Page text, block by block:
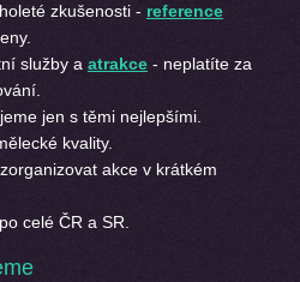
zkušenosti - reference
služby a atrakce - neplatíte za
jen s těmi nejlepšími.
kvality.
akce v krátkém
celé ČR a SR.